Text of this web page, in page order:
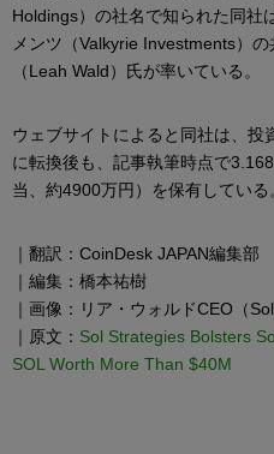
Holdings）の社名で知られた同社
メンツ（Valkyrie Investments）
（Leah Wald）氏が率いている。
ウェブサイトによると同社は、投
に転換後も、記事執筆時点で
当、約4900万円）を保有している
｜翻訳：CoinDesk JAPAN編集部
｜編集：橋本祐樹
｜画像：リア・ウォルドCEO（
｜原文： Sol Strategies Bolsters
SOL Worth More Than $40M